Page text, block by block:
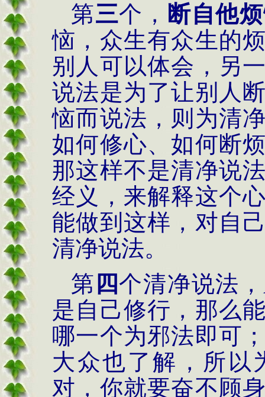
第三个， 断自他
恼，众生有众生的
别人可以体会，另
说法是为了让别人
恼而说法，则为清
如何修心、如何断
那这样不是清净说
经义，来解释这个
能做到这样，对自
清净说法。
第 四个清净说法，
是自己修行，那么
哪一个为邪法即可
大众也了解，所以
对，你就要奋不顾